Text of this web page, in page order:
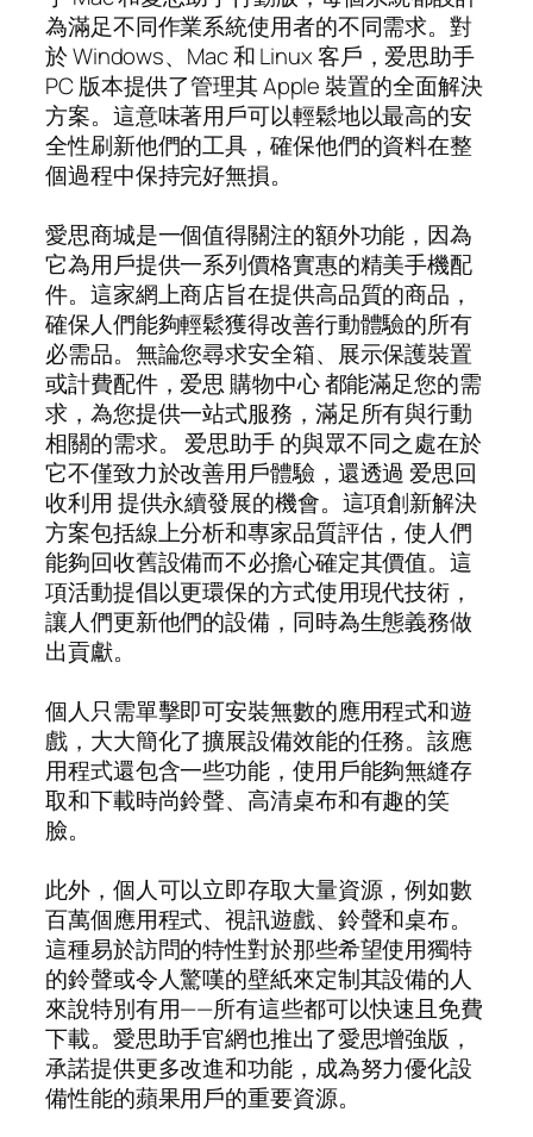
為滿足不同作業系統使用者的不同需求。對
於 Windows、Mac 和 Linux 客戶，爱思助手
PC 版本提供了管理其 Apple 裝置的全面解決
方案。這意味著用戶可以輕鬆地以最高的安
全性刷新他們的工具，確保他們的資料在整
個過程中保持完好無損。
愛思商城是一個值得關注的額外功能，因為
它為用戶提供一系列價格實惠的精美手機配
件。這家網上商店旨在提供高品質的商品，
確保人們能夠輕鬆獲得改善行動體驗的所有
必需品。無論您尋求安全箱、展示保護裝置
或計費配件，爱思 購物中心 都能滿足您的需
求，為您提供一站式服務，滿足所有與行動
相關的需求。 爱思助手 的與眾不同之處在於
它不僅致力於改善用戶體驗，還透過 爱思回
收利用 提供永續發展的機會。這項創新解決
方案包括線上分析和專家品質評估，使人們
能夠回收舊設備而不必擔心確定其價值。這
項活動提倡以更環保的方式使用現代技術，
讓人們更新他們的設備，同時為生態義務做
出貢獻。
個人只需單擊即可安裝無數的應用程式和遊
戲，大大簡化了擴展設備效能的任務。該應
用程式還包含一些功能，使用戶能夠無縫存
取和下載時尚鈴聲、高清桌布和有趣的笑
臉。
此外，個人可以立即存取大量資源，例如數
百萬個應用程式、視訊遊戲、鈴聲和桌布。
這種易於訪問的特性對於那些希望使用獨特
的鈴聲或令人驚嘆的壁紙來定制其設備的人
來說特別有用——所有這些都可以快速且免費
下載。愛思助手官網也推出了愛思增強版，
承諾提供更多改進和功能，成為努力優化設
備性能的蘋果用戶的重要資源。